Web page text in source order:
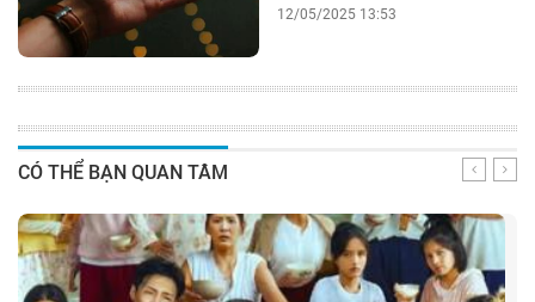
12/05/2025 13:53
CÓ THỂ BẠN QUAN TÂM